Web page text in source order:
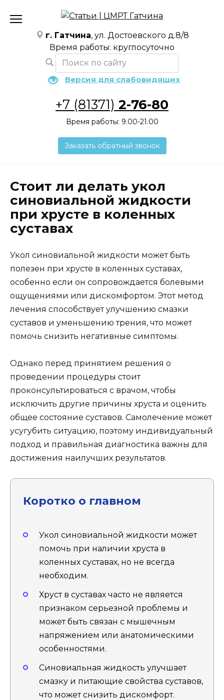
содержанию
г. Гатчина, ул. Достоевского д.8/8
Время работы: круглосуточно
Версия для слабовидящих
+7 (81371) 2-76-80
Время работы: 9.00-21.00
Заказать обратный звонок
Стоит ли делать укол
синовиальной жидкости
при хрусте в коленных
суставах
Укол синовиальной жидкости может быть
полезен при хрусте в коленных суставах,
особенно если он сопровождается болевыми
ощущениями или дискомфортом. Этот метод
лечения способствует улучшению смазки
суставов и уменьшению трения, что может
помочь снизить негативные симптомы.
Однако перед принятием решения о
проведении процедуры стоит
проконсультироваться с врачом, чтобы
исключить другие причины хруста и оценить
общее состояние суставов. Самолечение может
усугубить ситуацию, поэтому индивидуальный
подход и правильная диагностика важны для
достижения наилучших результатов.
Коротко о главном
Укол синовиальной жидкости может
помочь при наличии хруста в
коленных суставах, но не всегда
необходим.
Хруст в суставах часто не является
признаком серьезной проблемы и
может быть связан с мышечным
напряжением или анатомическими
особенностями.
Синовиальная жидкость улучшает
смазку и питающие свойства суставов,
что может снизить дискомфорт.